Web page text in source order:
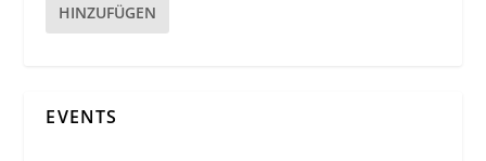
HINZUFÜGEN
EVENTS